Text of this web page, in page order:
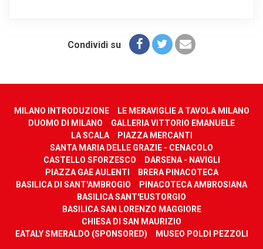
Condividi su
MILANO INTRODUZIONE
LE MERAVIGLIE A TAVOLA MILANO
DUOMO DI MILANO
GALLERIA VITTORIO EMANUELE
LA SCALA
PIAZZA MERCANTI
SANTA MARIA DELLE GRAZIE - CENACOLO
CASTELLO SFORZESCO
DARSENA - NAVIGLI
PIAZZA GAE AULENTI
BRERA PINACOTECA
BASILICA DI SANT'AMBROGIO
PINACOTECA AMBROSIANA
BASILICA SANT'EUSTORGIO
BASILICA SAN LORENZO MAGGIORE
CHIESA DI SAN MAURIZIO
EATALY SMERALDO (SPONSORED)
MUSEO POLDI PEZZOLI